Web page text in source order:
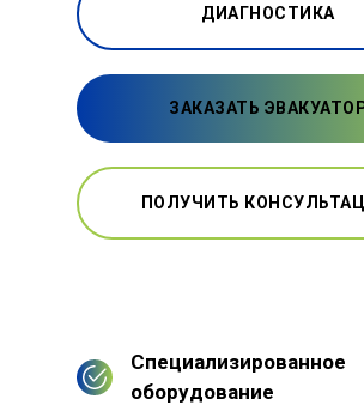
ДИАГНОСТИКА
ЗАКАЗАТЬ
ПОЛУЧИТЬ
Специализированное
оборудование